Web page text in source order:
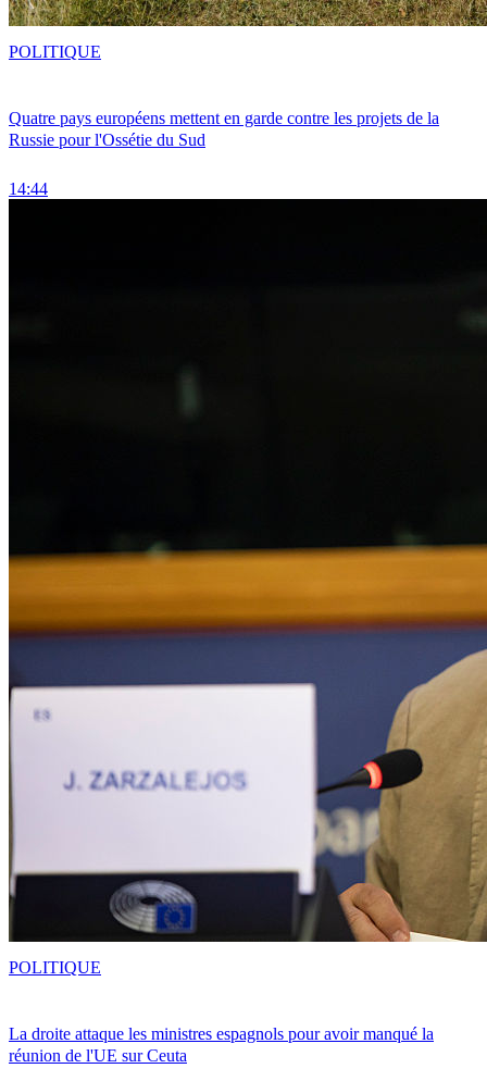
Quatre pays européens mettent en garde contre les projets de la
Russie pour l'Ossétie du Sud
14:44
POLITIQUE
La droite attaque les ministres espagnols pour avoir manqué la
réunion de l'UE sur Ceuta
POLITIQUE